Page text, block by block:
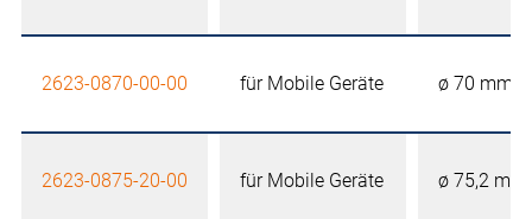
2623-0870-00-00 für Mobile Geräte ø 70 mm
2623-0875-20-00 für Mobile Geräte ø 75,2 mm